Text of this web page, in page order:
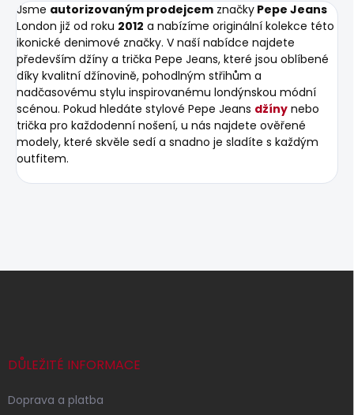
Jsme autorizovaným prodejcem značky Pepe Jeans
London již od roku 2012 a nabízíme originální kolekce této
ikonické denimové značky. V naší nabídce najdete
především džíny a trička Pepe Jeans, které jsou oblíbené
díky kvalitní džínovině, pohodlným střihům a
nadčasovému stylu inspirovanému londýnskou módní
scénou. Pokud hledáte stylové Pepe Jeans džíny nebo
trička pro každodenní nošení, u nás najdete ověřené
modely, které skvěle sedí a snadno je sladíte s každým
outfitem.
Z
DŮLEŽITÉ INFORMACE
Doprava a platba